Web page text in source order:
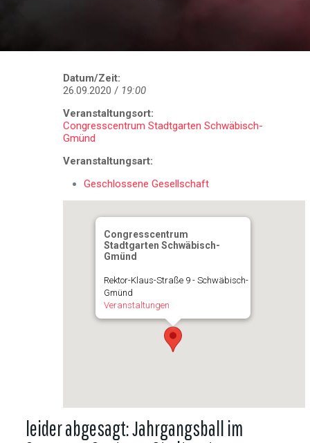
Datum/Zeit:
26.09.2020 / 19:00
Veranstaltungsort:
Congresscentrum Stadtgarten Schwäbisch-
Gmünd
Veranstaltungsart:
Geschlossene Gesellschaft
Congresscentrum
Stadtgarten Schwäbisch-
Gmünd
Rektor-Klaus-Straße 9 - Schwäbisch-
Gmünd
Veranstaltungen
leider abgesagt: Jahrgangsball im